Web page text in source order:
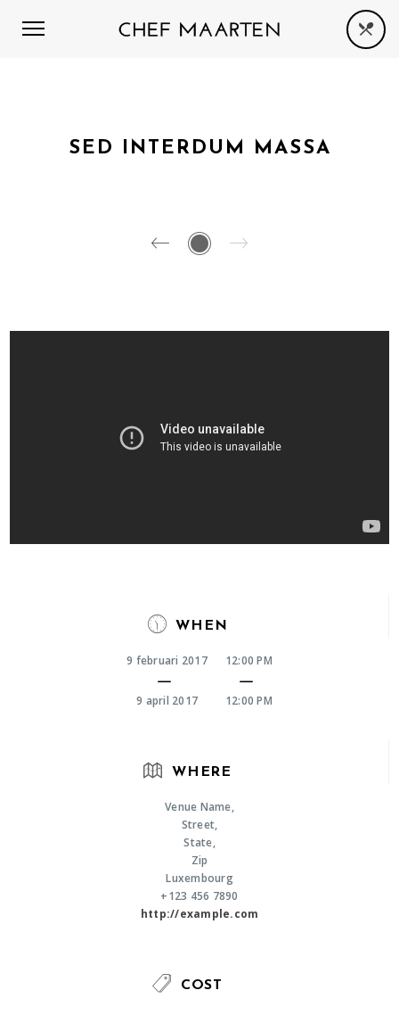
SED INTERDUM MASSA
WHEN
9 februari 2017
9 april 2017
12:00 PM
12:00 PM
WHERE
Venue Name,
Street,
State,
Zip
Luxembourg
+123 456 7890
http://example.com
COST